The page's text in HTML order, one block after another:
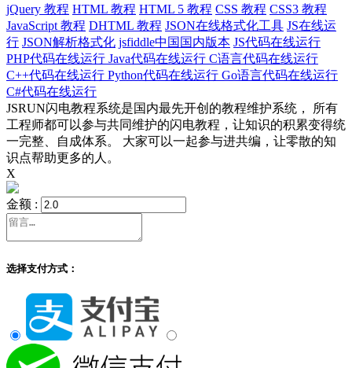
jQuery 教程 HTML 教程 HTML 5 教程 CSS 教程 CSS3 教程
JavaScript 教程 DHTML 教程 JSON在线格式化工具 JS在线运
行 JSON解析格式化 jsfiddle中国国内版本 JS代码在线运行
PHP代码在线运行 Java代码在线运行 C语言代码在线运行
C++代码在线运行 Python代码在线运行 Go语言代码在线运行
C#代码在线运行
JSRUN闪电教程系统是国内最先开创的教程维护系统， 所有
工程师都可以参与共同维护的闪电教程，让知识的积累变得统
一完整、自成体系。 大家可以一起参与进共编，让零散的知
识点帮助更多的人。
X
金额 :
选择支付方式：